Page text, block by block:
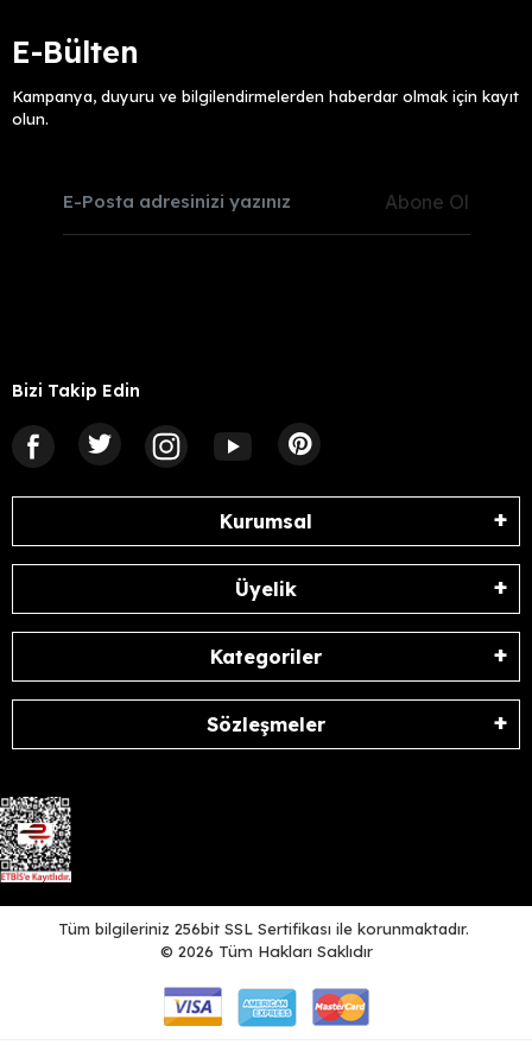
E-Bülten
Kampanya, duyuru ve bilgilendirmelerden haberdar olmak için kayıt
olun.
Abone Ol
Bizi Takip Edin
Kurumsal
Üyelik
Kategoriler
Sözleşmeler
Tüm bilgileriniz 256bit SSL Sertifikası ile korunmaktadır.
© 2026 Tüm Hakları Saklıdır